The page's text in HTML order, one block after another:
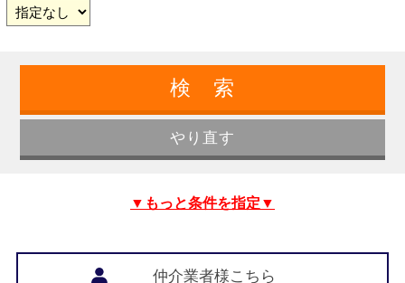
▼もっと条件を指定▼
仲介業者様こちら